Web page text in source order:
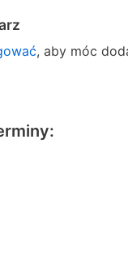
, aby móc